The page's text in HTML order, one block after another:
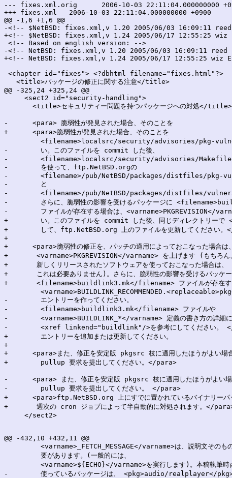
--- fixes.xml.orig	2006-10-03 22:11:04.000000000 +0900
+++ fixes.xml	2006-10-03 22:11:04.000000000 +0900
@@ -1,6 +1,6 @@
-<!-- $NetBSD: fixes.xml,v 1.20 2005/06/03 16:09:11
+<!-- $NetBSD: fixes.xml,v 1.24 2005/06/17 12:55:25 wiz
<!-- Based on english version: -->
-<!-- NetBSD: fixes.xml,v 1.20 2005/06/03 16:09:11
+<!-- NetBSD: fixes.xml,v 1.24 2005/06/17 12:55:25 wiz
<chapter id="fixes"> <?dbhtml filename="fixes.html"?>
   <title>パッケージの修正に関する注意</title>
@@ -325,24 +325,24 @@
     <sect2 id="security-handling">
       <title>セキュリティー問題を持つパッケージへの対処</title>
-      <para> 脆弱性が発見された場合、そのことを
+      <para>脆弱性が発見された場合、そのことを
<filename>localsrc/security/advisories/pkg-
-        い。このファイルを commit した後、
-        <filename>localsrc/security/advisories/
-        を使って、ftp.NetBSD.orgの
-        <filename>/pub/NetBSD/packages/distfiles/pkg-
-        と
-        <filename>/pub/NetBSD/packages/distfiles/
-        さらに、脆弱性の影響を受けるパッケージに
-        ファイルが存在する場合は、<varname>PKGREVISION</
+        い。このファイルを commit した後、同じディレクトリーで
+        して、ftp.NetBSD.org 上のファイルを更新してください。
+
+      <para>脆弱性の修正を、パッチの適用によっておこなった場合は
+	<varname>PKGREVISION</varname> を上げます (もちろん、問題の修正を、
+	新しくリリースされたソフトウェアを使っておこなった場合は、
+	これは必要ありません)。さらに、脆弱性の影響を受けるパッケージに
+	<filename>buildlink3.mk</filename> ファイルが存在する場合は、対応する
-        エントリーを作ってください。
-        <filename>buildlink3.mk</filename> ファイルや
-        <varname>BUILDLINK_*</varname> 定義の書き方の詳細に
-        <xref linkend="buildlink"/>を参考にしてください。
+        エントリーを追加または更新してください。
+
+      <para>また、修正を安定版 pkgsrc 枝に適用したほうがよい場合
+        pullup 要求を提出してください。</para>
-      <para> また、修正を安定版 pkgsrc 枝に適用したほうがよい場
-        pullup 要求を提出してください。 </para>
+      <para>ftp.NetBSD.org 上にすでに置かれているバイナリーパッ
+	週次の cron ジョブによって半自動的に対処されます。</para>
     </sect2>
@@ -432,10 +432,11 @@
<varname>_FETCH_MESSAGE</varname>は、説明文そのもの
         要があります。(一般的には、
<varname>${ECHO}</varname>を実行します)。本稿執筆時
-        使っているパッケージは、 <pkg>audio/realplayer</